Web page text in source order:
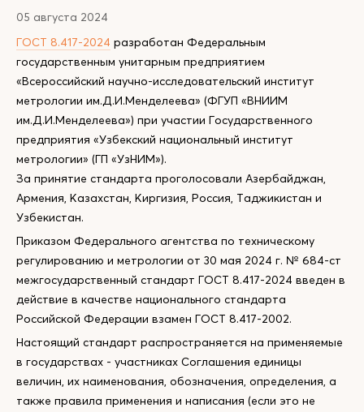
05 августа 2024
ГОСТ 8.417-2024 разработан Федеральным
государственным унитарным предприятием
«Всероссийский научно-исследовательский институт
метрологии им.Д.И.Менделеева» (ФГУП «ВНИИМ
им.Д.И.Менделеева») при участии Государственного
предприятия «Узбекский национальный институт
метрологии» (ГП «УзНИМ»).
За принятие стандарта проголосовали Азербайджан,
Армения, Казахстан, Киргизия, Россия, Таджикистан и
Узбекистан.
Приказом Федерального агентства по техническому
регулированию и метрологии от 30 мая 2024 г. № 684-ст
межгосударственный стандарт ГОСТ 8.417-2024 введен в
действие в качестве национального стандарта
Российской Федерации взамен ГОСТ 8.417-2002.
Настоящий стандарт распространяется на применяемые
в государствах - участниках Соглашения единицы
величин, их наименования, обозначения, определения, а
также правила применения и написания (если это не